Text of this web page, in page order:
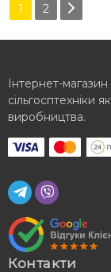
1 2
Інтернет-магазин
сільгосптехніки
виробництва.
Контакти